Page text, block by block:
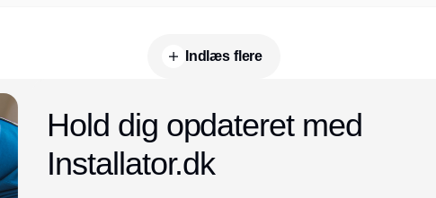
Indlæs flere
Hold dig opdateret med
Installator.dk